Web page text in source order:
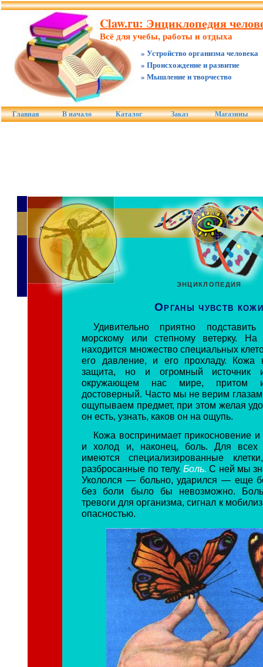
Claw.ru: Энциклопедия
Всё для учебы, работы и отдыха
» Устройство организма человека
» Происхождение и развитие
» Мышление и творчество
Главная В начало Каталог Заказ Магазины
ЭНЦИКЛОПЕДИЯ
Органы чувств кожи
Удивительно приятно
морскому или степному ветерку.
находится множество специальных
его давление, и его прохладу. Кожа
защита, но и огромный источник
окружающем нас мире, притом
достоверный. Часто мы не верим
ощупываем предмет, при этом желая
он есть, узнать, каков он на ощупь.
Кожа воспринимает прикосновение
и холод и, наконец, боль. Для всех
имеются специализированные
разбросанные по телу.Боль.С ней мы
Укололся — больно, ударился — еще
без боли было бы невозможно.
тревоги для организма, сигнал к
опасностью.